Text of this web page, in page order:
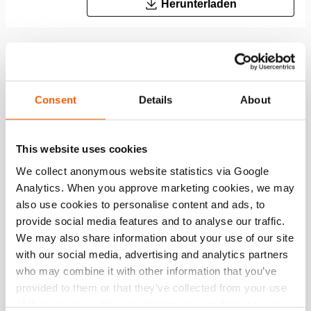
Consent Details About
This website uses cookies
We collect anonymous website statistics via Google
Analytics. When you approve marketing cookies, we may
also use cookies to personalise content and ads, to
provide social media features and to analyse our traffic.
We may also share information about your use of our site
with our social media, advertising and analytics partners
who may combine it with other information that you’ve
provided to them or that they’ve collected from your use
of their services. You can change your preferences via
Herunterladen
Merkmale
Merkmale und Vorteile
Kolbenstange, leicht austauschbar dank beweglichem
Sicherheitsventil zum Schutz vor Überdruck auf der
Rücklaufseite; A418
Sicherheitsventil zum Schutz vor Überdruck auf der
Rücklaufseite; A418
Downloads